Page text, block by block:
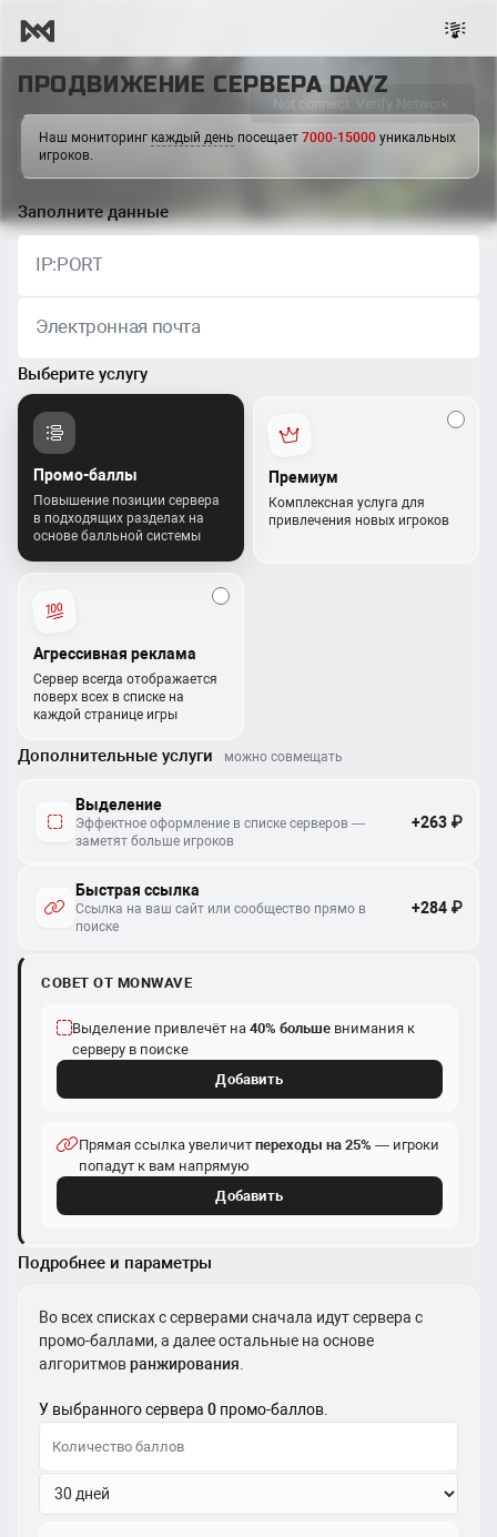
ПРОДВИЖЕНИЕ СЕРВЕРА DAYZ
Наш мониторинг каждый день посещает 7000-15000 уникальных
игроков.
Заполните данные
IP:PORT
Электронная почта
Выберите услугу
Промо-баллы
Повышение позиции сервера
в подходящих разделах на
основе балльной системы
Премиум
Комплексная услуга для
привлечения новых игроков
Агрессивная реклама
Сервер всегда отображается
поверх всех в списке на
каждой странице игры
Дополнительные услуги можно совмещать
Выделение
Эффектное оформление в списке серверов —
заметят больше игроков
+263 ₽
Быстрая ссылка
Ссылка на ваш сайт или сообщество прямо в
поиске
+284 ₽
СОВЕТ ОТ MONWAVE
Выделение привлечёт на 40% больше внимания к
серверу в поиске
Добавить
Прямая ссылка увеличит переходы на 25% — игроки
попадут к вам напрямую
Добавить
Подробнее и параметры
Во всех списках с серверами сначала идут сервера с
промо-баллами, а далее остальные на основе
алгоритмовранжирования
У выбранного сервера 0 промо-баллов.